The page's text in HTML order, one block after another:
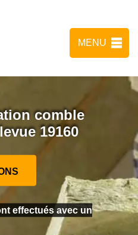
MENU
comble
19160
effectués avec un